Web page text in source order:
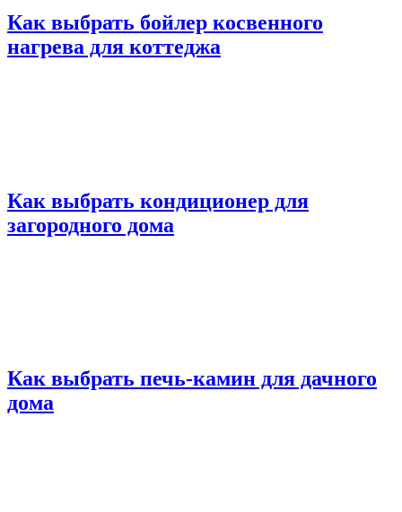
Как выбрать бойлер косвенного
нагрева для коттеджа
Как выбрать кондиционер для
загородного дома
Как выбрать печь-камин для дачного
дома